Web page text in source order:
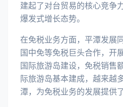
建起了对台贸易的核心竞争
爆发式增长态势。
在免税业务方面，平潭发展
国中免等免税巨头合作，开
国际旅游岛建设，免税销售
际旅游岛基本建成，越来越
潭，为免税业务的发展提供